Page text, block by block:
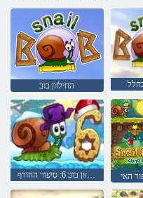
החילזון בוב
חילזון בוב 6: סיפור החורף